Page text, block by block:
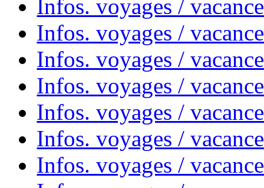
Infos. voyages /
Infos. voyages /
Infos. voyages /
Infos. voyages /
Infos. voyages /
Infos. voyages /
Infos. voyages /